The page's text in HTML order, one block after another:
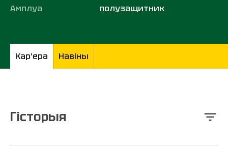
Амплуа
полузащитник
Кар'ера Навіны
Гісторыя